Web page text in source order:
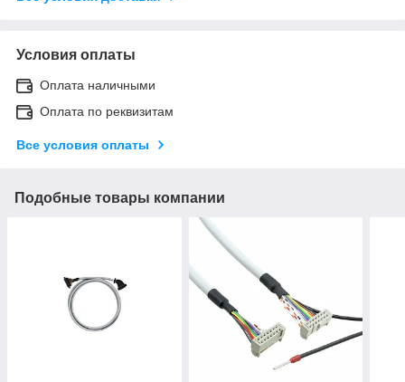
Условия оплаты
Оплата наличными
Оплата по реквизитам
Все условия оплаты
Подобные товары компании